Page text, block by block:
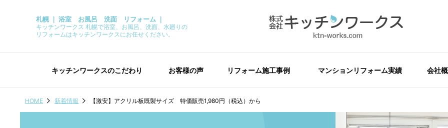
札幌 ｜ 浴室 お風呂 洗面 リフォーム ｜
キッチンワークス 札幌で浴室、お風呂、洗面、水廻りの
リフォームはキッチンワークスにお任せください。
キッチンワークスのこだわり お客様の声 リフォーム施工事例 マンションリフォーム実績 会社
HOME 新着情報 【激安】アクリル板既製サイズ 特価販売1,980円（税込）から